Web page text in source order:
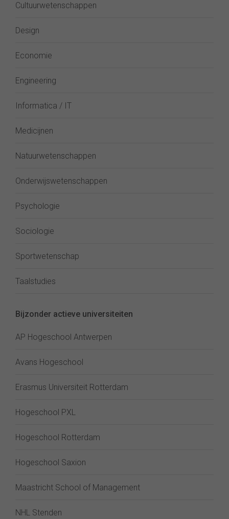
Cultuurwetenschappen
Design
Economie
Engineering
Informatica / IT
Medicijnen
Natuurwetenschappen
Onderwijswetenschappen
Psychologie
Sociologie
Sportwetenschap
Taalstudies
Bijzonder actieve universiteiten
AP Hogeschool Antwerpen
Avans Hogeschool
Erasmus Universiteit Rotterdam
Hogeschool PXL
Hogeschool Rotterdam
Hogeschool Saxion
Maastricht School of Management
NHL Stenden